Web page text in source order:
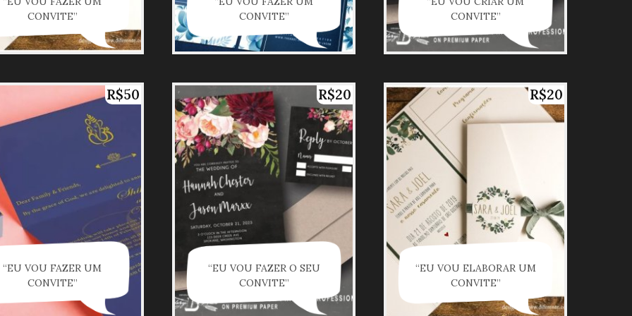
CONVITE”
CONVITE”
CONVITE”
R$50
“EU VOU FAZER UM
CONVITE”
R$20
“EU VOU FAZER O SEU
CONVITE”
R$20
“EU VOU ELABORAR UM
CONVITE”